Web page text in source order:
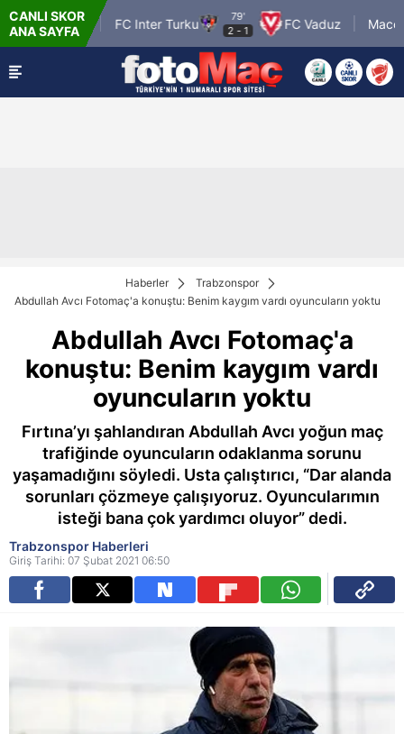
CANLI SKOR
ANA SAYFA
1948 FC Inter Turku
79'
2- FC Vaduz Maccabi
Haberler
Trabzonspor
Abdullah Avcı Fotomaç'a konuştu: Benim kaygım vardı oyuncuların yoktu
Abdullah Avcı Fotomaç'a
konuştu: Benim kaygım vardı
oyuncuların yoktu
Fırtına’yı şahlandıran Abdullah Avcı yoğun maç
trafiğinde oyuncuların odaklanma sorunu
yaşamadığını söyledi. Usta çalıştırıcı, “Dar alanda
sorunları çözmeye çalışıyoruz. Oyuncularımın
isteği bana çok yardımcı oluyor” dedi.
Trabzonspor Haberleri
Giriş Tarihi: 07 Şubat 2021 06:50